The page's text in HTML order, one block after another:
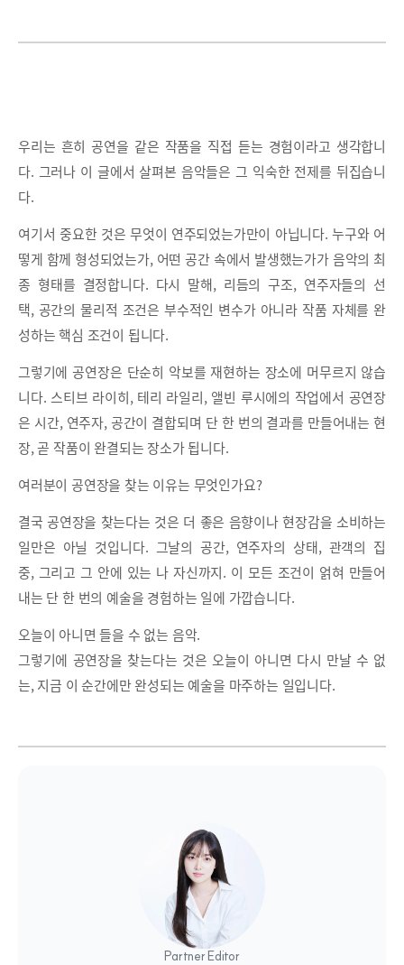
우리는 흔히 공연을 같은 작품을 직접 듣는 경험이라고 생각합니
다. 그러나 이 글에서 살펴본 음악들은 그 익숙한 전제를 뒤집습니
다.
여기서 중요한 것은 무엇이 연주되었는가만이 아닙니다. 누구와 어
떻게 함께 형성되었는가, 어떤 공간 속에서 발생했는가가 음악의 최
종 형태를 결정합니다. 다시 말해, 리듬의 구조, 연주자들의 선
택, 공간의 물리적 조건은 부수적인 변수가 아니라 작품 자체를 완
성하는 핵심 조건이 됩니다.
그렇기에 공연장은 단순히 악보를 재현하는 장소에 머무르지 않습
니다. 스티브 라이히, 테리 라일리, 앨빈 루시에의 작업에서 공연장
은 시간, 연주자, 공간이 결합되며 단 한 번의 결과를 만들어내는 현
장, 곧 작품이 완결되는 장소가 됩니다.
여러분이 공연장을 찾는 이유는 무엇인가요?
결국 공연장을 찾는다는 것은 더 좋은 음향이나 현장감을 소비하는
일만은 아닐 것입니다. 그날의 공간, 연주자의 상태, 관객의 집
중, 그리고 그 안에 있는 나 자신까지. 이 모든 조건이 얽혀 만들어
내는 단 한 번의 예술을 경험하는 일에 가깝습니다.
오늘이 아니면 들을 수 없는 음악.
그렇기에 공연장을 찾는다는 것은 오늘이 아니면 다시 만날 수 없
는, 지금 이 순간에만 완성되는 예술을 마주하는 일입니다.
Partner Editor